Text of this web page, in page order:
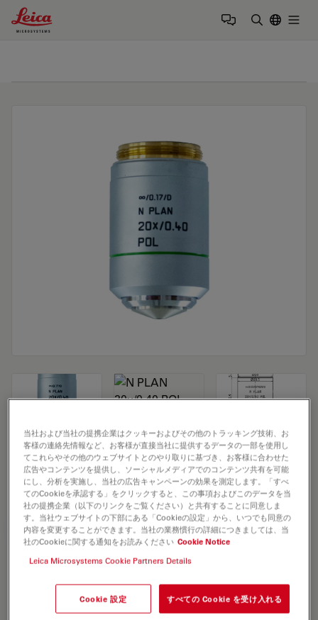
Leica Microsystems Logo
Microscope Objective N PLAN 20x/0,40
POL
見積依頼
Discover the perfect solution. Explore
our
Objective Finder, compare
alternatives, and find the best fit for
当社および当社の提携企業はクッキーおよびその他のトラッキング技術、お
客様の連絡先情報など、お客様が直接当社に提供するデータの一部を使用し
てこれらやその他のウェブサイトとのやり取りに基づき、お客様に合わせた
広告やコンテンツを提供し、ソーシャルメディアでのコンテンツ共有を可能
にし、分析を実施し、当社の広告キャンペーンの効果を測定します。「すべ
てのCookieを承認する」をクリックすると、この事項およびこのデータを当
社の提携企業（以下のリンクをご覧ください）と共有することに同意しま
す。当社ウェブサイトの下部にある「Cookieの設定」から、いつでも同意の
内容を変更することができます。当社の業務慣行の詳細につきましては、当
社のCookieに関する通知をお読みください Cookie Notice
Leica Microsystems Cookie Partners Details
Cookie 設定 すべての Cookie を受け入れる